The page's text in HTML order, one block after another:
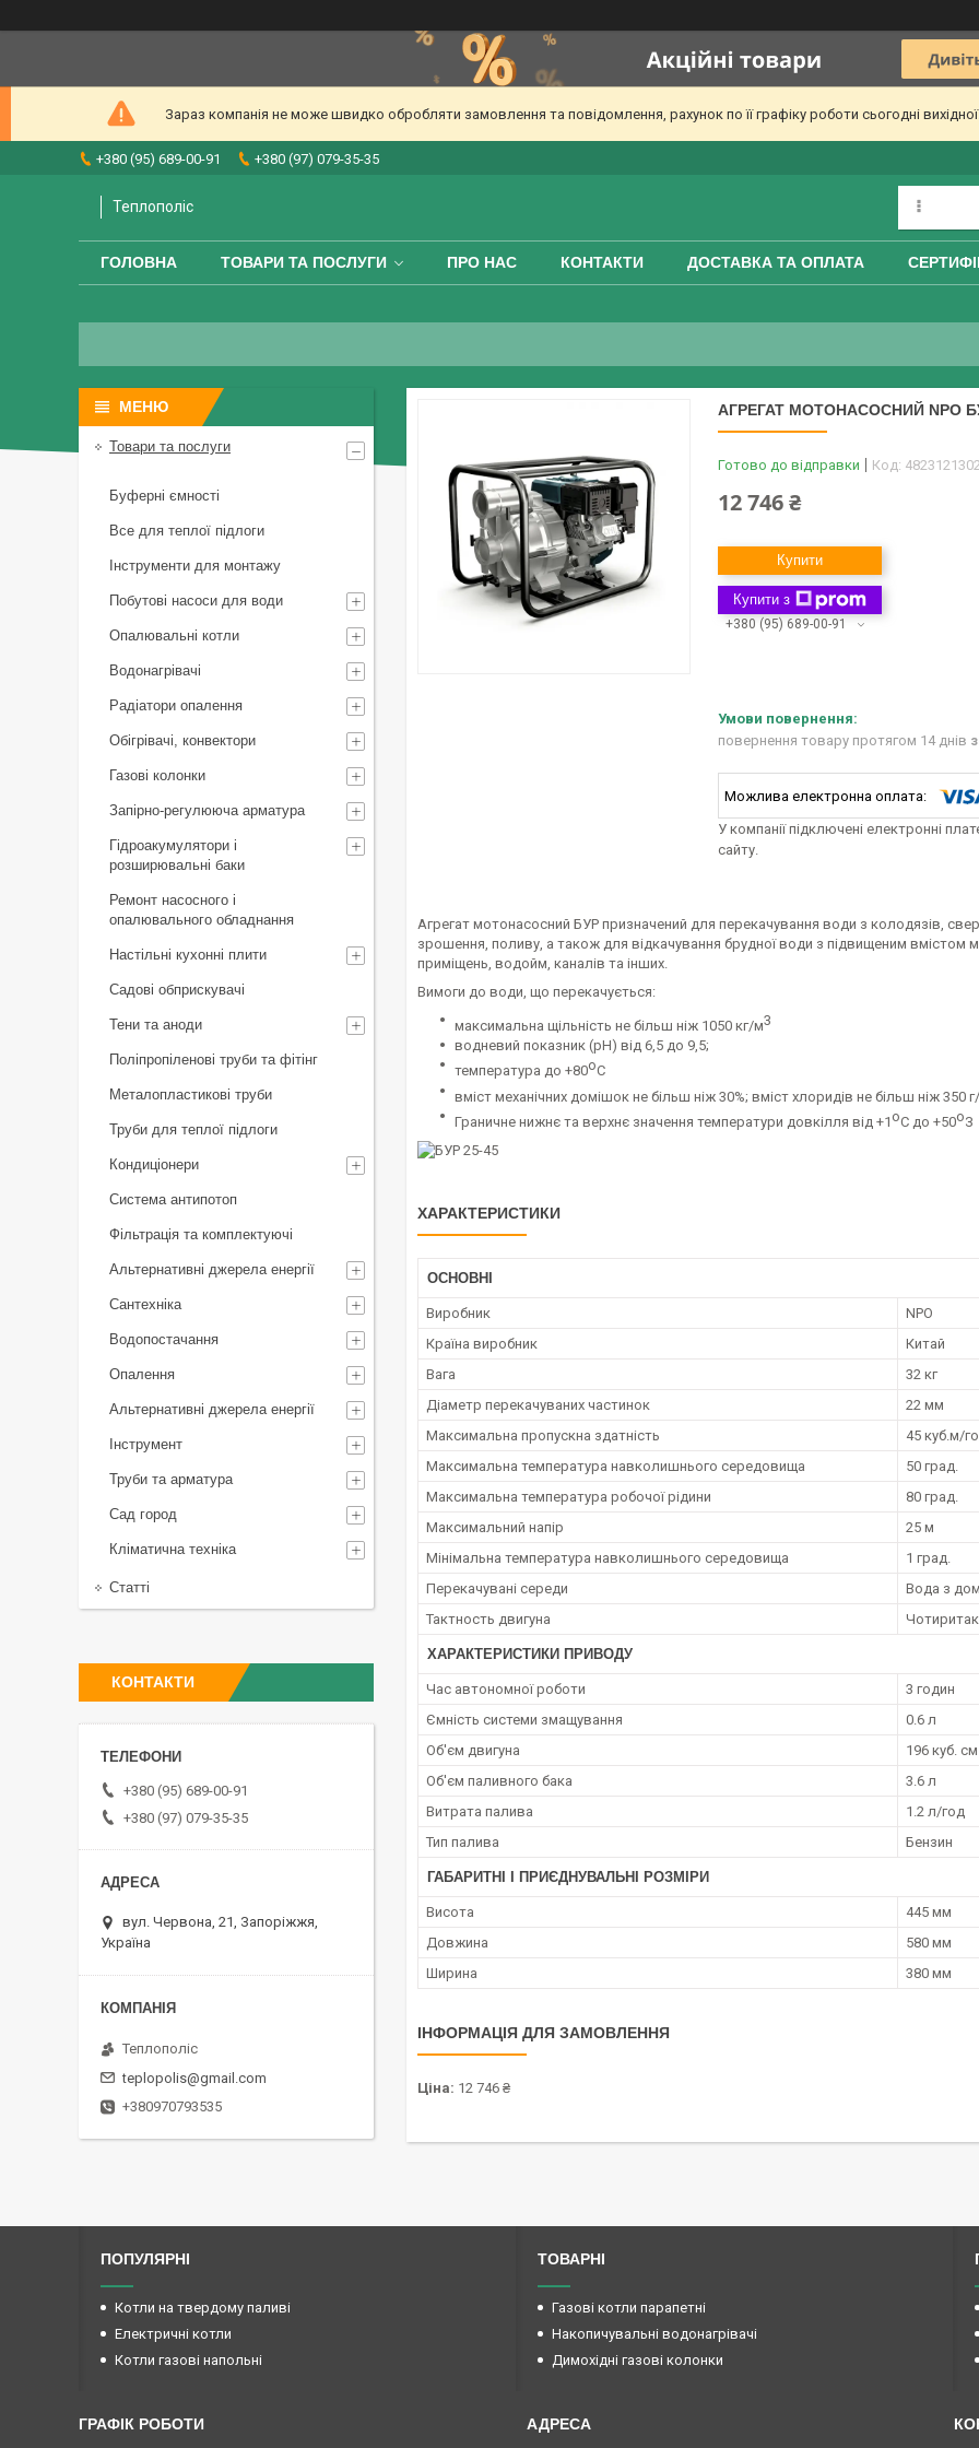
Зараз компанія не може швидко обробляти замовлення та повідомлення, рахунок по її графіку роботи сьогодні
+380 (95) 689-00-91 +380 (97) 079-35-35
Теплополіс
ГОЛОВНА ТОВАРИ ТА ПОСЛУГИ ПРО НАС КОНТАКТИ ДОСТАВКА ТА ОПЛАТА
АГРЕГАТ МОТОНАСОСНИЙ NPO
Готово до відправки Код:
12 746 ₴
Купити
Купити з
+380 (95) 689-00-91
повернення товару протягом 14 днів
У компанії підключені електронні
сайту.
Агрегат мотонасосний БУР призначений для перекачування води з колодязів,
зрошення, поливу, а також для відкачування брудної води з підвищеним вмістом
приміщень, водойм, каналів та інших.
Вимоги до води, що перекачується:
максимальна щільність не більш ніж 1050 кг/м3
водневий показник (pH) від 6,5 до 9,5;
температура до +80oC
вміст механічних домішок не більш ніж 30%; вміст хлоридів не більш ніж 350
Граничне нижнє та верхнє значення температури довкілля від +1 oC до +50oЗ
ХАРАКТЕРИСТИКИ
ОСНОВНІ
Виробник
NPO
Країна виробник
Китай
Вага
32 кг
Діаметр перекачуваних частинок
22 мм
Максимальна пропускна здатність
45 куб.м/
Максимальна температура навколишнього середовища
50 град.
Максимальна температура робочої рідини
80 град.
Максимальний напір
25 м
Мінімальна температура навколишнього середовища
1 град.
Перекачувані середи
Вода з
Тактность двигуна
ХАРАКТЕРИСТИКИ ПРИВОДУ
Час автономної роботи
3 годин
Ємність системи змащування
0.6 л
Об'єм двигуна
196 куб. см
Об'єм паливного бака
3.6 л
Витрата палива
1.2 л/год
Тип палива
Бензин
ГАБАРИТНІ І ПРИЄДНУВАЛЬНІ РОЗМІРИ
Висота
445 мм
Довжина
580 мм
Ширина
380 мм
ІНФОРМАЦІЯ ДЛЯ ЗАМОВЛЕННЯ
Ціна: 12 746 ₴
Товари та послуги
Буферні ємності
Все для теплої підлоги
Інструменти для монтажу
Побутові насоси для води
Опалювальні котли
Водонагрівачі
Радіатори опалення
Обігрівачі, конвектори
Газові колонки
Запірно-регулююча арматура
Гідроакумулятори і
розширювальні баки
Ремонт насосного і
опалювального обладнання
Настільні кухонні плити
Садові обприскувачі
Тени та аноди
Поліпропіленові труби та фітінг
Металопластикові труби
Труби для теплої підлоги
Кондиціонери
Система антипотоп
Фільтрація та комплектуючі
Альтернативні джерела енергії
Сантехніка
Водопостачання
Опалення
Альтернативні джерела енергії
Інструмент
Труби та арматура
Сад город
Кліматична техніка
Статті
КОНТАКТИ
+380 (95) 689-00-91
+380 (97) 079-35-35
вул. Червона, 21, Запоріжжя,
Україна
Теплополіс
teplopolis@gmail.com
+380970793535
ПОПУЛЯРНІ
Котли на твердому паливі
Електричні котли
Котли газові напольні
ТОВАРНІ
Газові котли парапетні
Накопичувальні водонагрівачі
Димохідні газові колонки
ГРАФІК РОБОТИ